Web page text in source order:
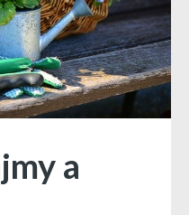
a